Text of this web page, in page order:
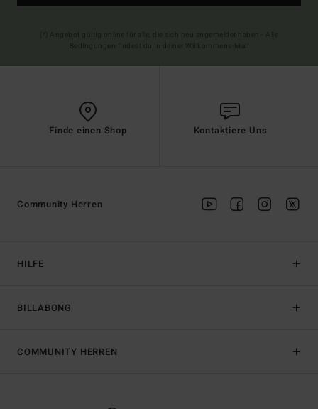
Finde einen Shop Kontaktiere Uns
HILFE
BILLABONG
Community Herren
COMMUNITY HERREN